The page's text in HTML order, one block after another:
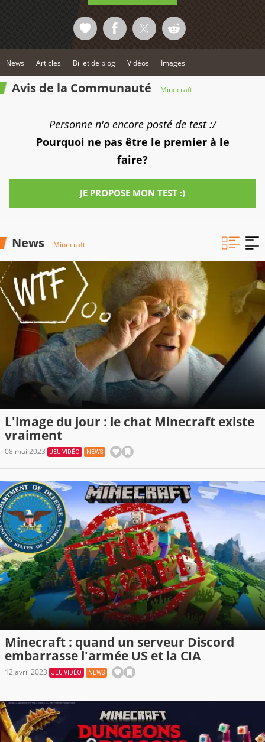
News Articles Billet de blog Vidéos Images
Avis de la Communauté Minecraft
Personne n'a encore posté de test :/
Pourquoi ne pas être le premier à le
faire?
JE PROPOSE MON TEST :)
News Minecraft
L'image du jour : le chat Minecraft existe
vraiment
08 mai 2023 JEU VIDÉO NEWS
Minecraft : quand un serveur Discord
embarrasse l'armée US et la CIA
12 avril 2023 JEU VIDÉO NEWS